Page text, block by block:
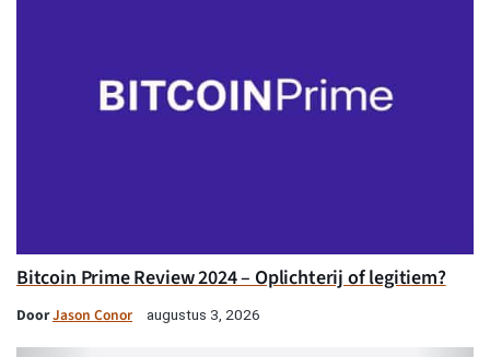
Bitcoin Prime Review 2024 – Oplichterij of legitiem?
DoorJason Conor augustus 3, 2026